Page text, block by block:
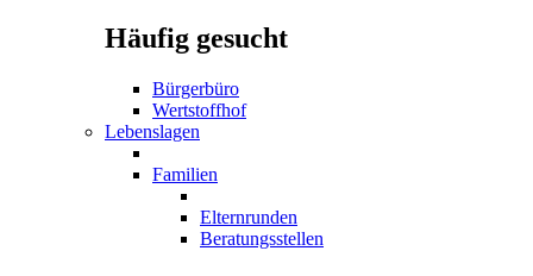
Häufig gesucht
Bürgerbüro
Wertstoffhof
Lebenslagen
Familien
Elternrunden
Beratungsstellen